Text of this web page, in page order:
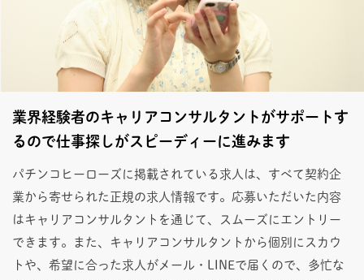
業界経験者のキャリアコンサルタントがサポートす
るので仕事探しがスピーディーに進みます
パチンコヒーローズに掲載されている求人は、すべて契約企
業から寄せられた正規の求人情報です。応募いただいた内容
はキャリアコンサルタントを通じて、スムーズにエントリー
できます。また、キャリアコンサルタントから個別にスカウ
トや、希望に合った求人がメール・LINEで届くので、多忙な